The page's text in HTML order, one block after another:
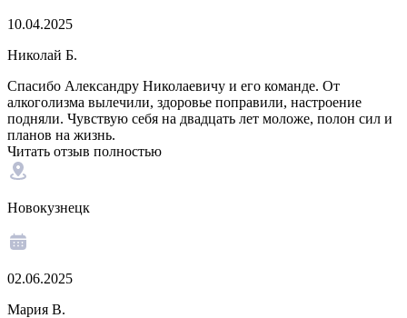
10.04.2025
Николай Б.
Спасибо Александру Николаевичу и его команде. От
алкоголизма вылечили, здоровье поправили, настроение
подняли. Чувствую себя на двадцать лет моложе, полон сил и
планов на жизнь.
Читать отзыв полностью
Новокузнецк
02.06.2025
Мария В.